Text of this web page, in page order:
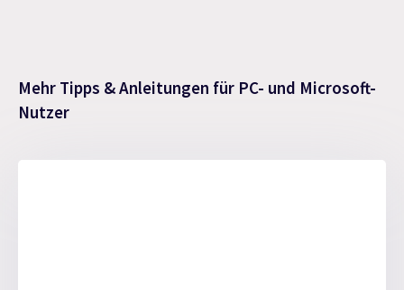
Mehr Tipps & Anleitungen für PC- und Microsoft-
Nutzer